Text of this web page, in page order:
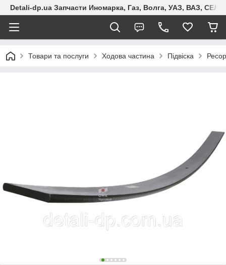
Detali-dp.ua Запчасти Иномарка, Газ, Волга, УАЗ, ВАЗ,
Товари та послуги Ходова частина Підвіска